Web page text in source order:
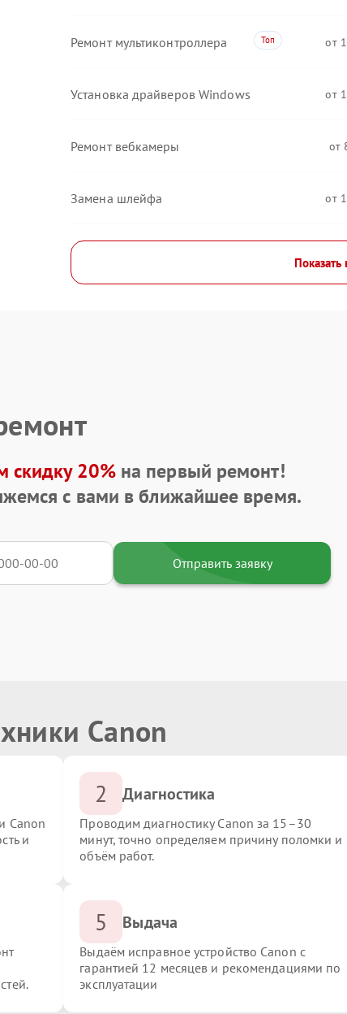
Ремонт мультиконтроллера
Установка драйверов Windows
Ремонт вебкамеры
Замена шлейфа
Показать
скидку 20%на первый ремонт!
с вами в ближайшее время.
Отправить заявку
Canon
Canon
и
2 Диагностика
Проводим диагностику Canon за 15–30
минут, точно определяем причину поломки и
объём работ.
5 Выдача
Выдаём исправное устройство Canon с
гарантией 12 месяцев и рекомендациями по
эксплуатации